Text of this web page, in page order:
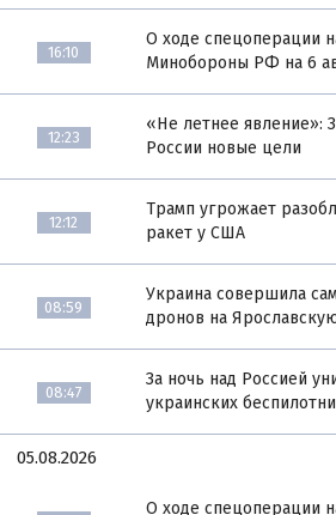
16:10
О ходе спецоперации
Минобороны РФ на 6
12:23
«Не летнее явление»:
России новые цели
12:12
Трамп угрожает
ракет у США
08:59
Украина совершила
дронов на
08:47
За ночь над Россией
украинских
05.08.2026
О ходе спецоперации